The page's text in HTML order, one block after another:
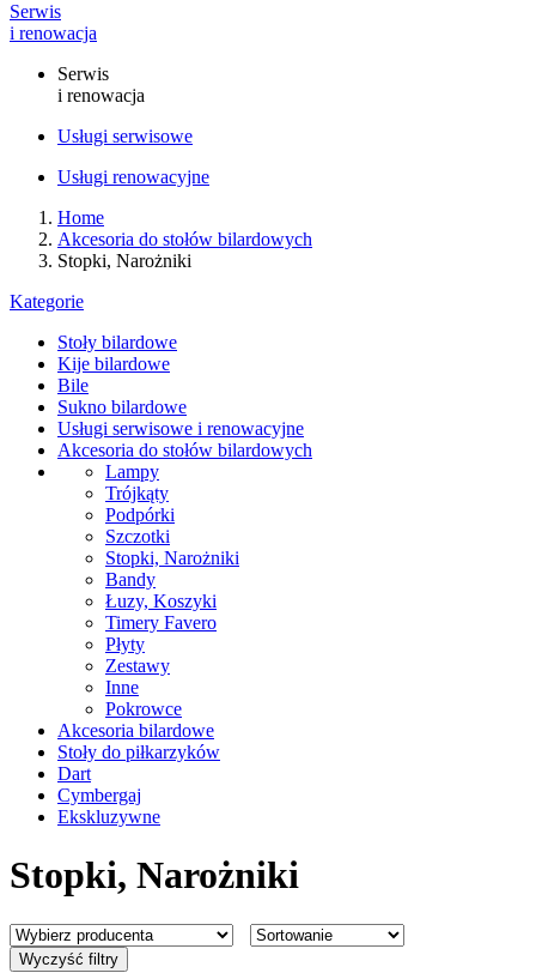
Serwis
i renowacja
Serwis
i renowacja
Usługi serwisowe
Usługi renowacyjne
Home
Akcesoria do stołów bilardowych
Stopki, Narożniki
Kategorie
Stoły bilardowe
Kije bilardowe
Bile
Sukno bilardowe
Usługi serwisowe i renowacyjne
Akcesoria do stołów bilardowych
Lampy
Trójkąty
Podpórki
Szczotki
Stopki, Narożniki
Bandy
Łuzy, Koszyki
Timery Favero
Płyty
Zestawy
Inne
Pokrowce
Akcesoria bilardowe
Stoły do piłkarzyków
Dart
Cymbergaj
Ekskluzywne
Stopki, Narożniki
Wyczyść filtry